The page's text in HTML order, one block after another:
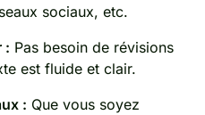
sociaux, etc.
: Pas besoin de révisions
est fluide et clair.
: Que vous soyez